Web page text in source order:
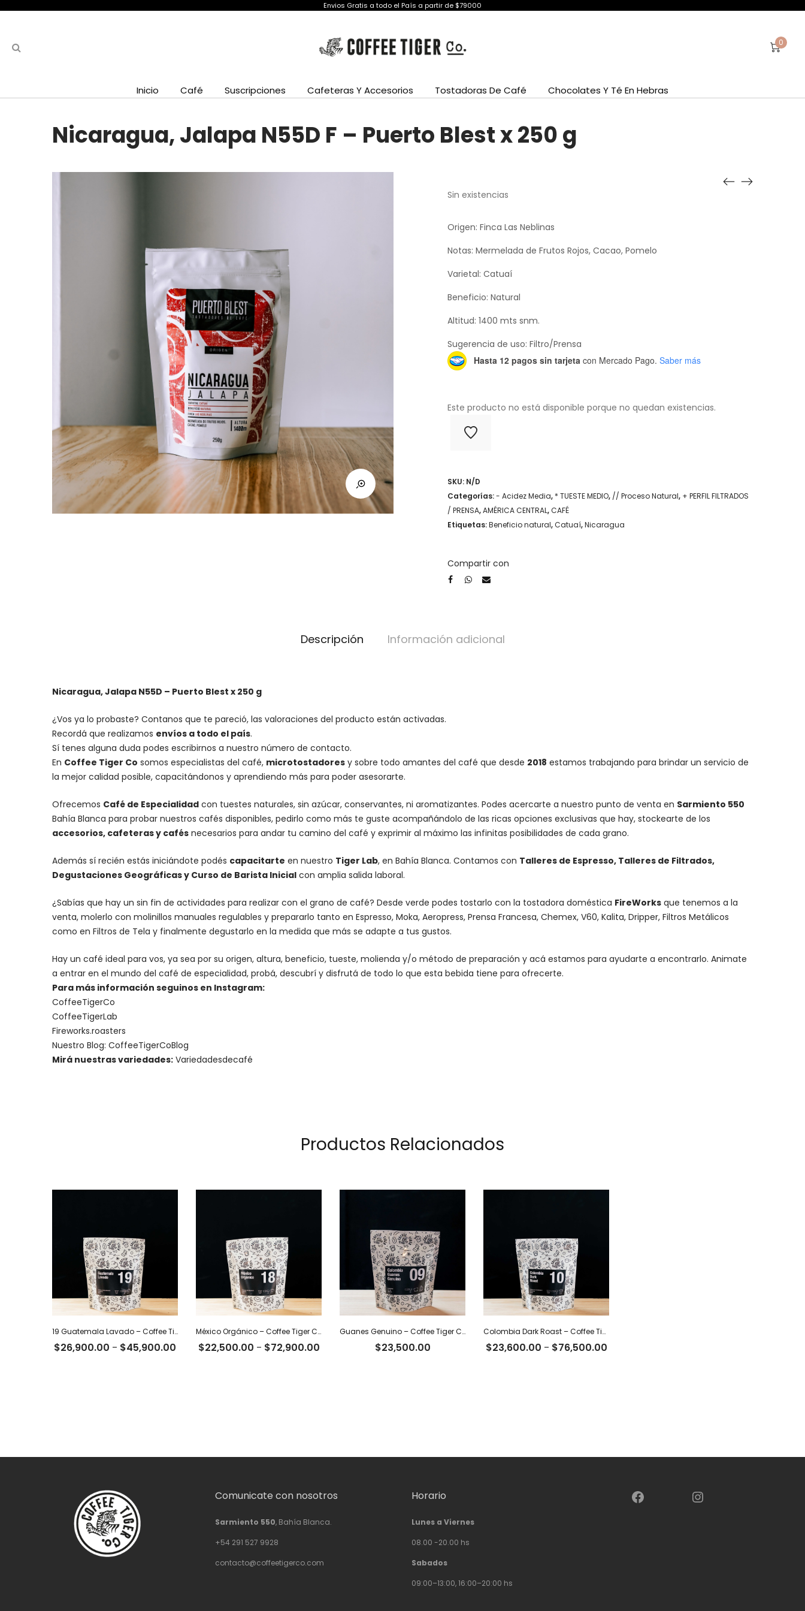
Envios Gratis a todo el País a partir de $79000
0
Inicio Café Suscripciones Cafeteras Y Accesorios Tostadoras De Café Chocolates Y Té En Hebras
Nicaragua, Jalapa N55D F – Puerto Blest x 250 g
Sin existencias
Origen: Finca Las Neblinas
Notas: Mermelada de Frutos Rojos, Cacao, Pomelo
Varietal: Catuaí
Beneficio: Natural
Altitud: 1400 mts snm.
Sugerencia de uso: Filtro/Prensa
Hasta 12 pagos sin tarjeta con Mercado Pago. Saber más
Este producto no está disponible porque no quedan existencias.
SKU: N/D
Categorías:- Acidez Media, * TUESTE MEDIO, // Proceso Natural, + PERFIL FILTRADOS
/ PRENSA,AMÉRICA CENTRAL,CAFÉ
Etiquetas:Beneficio natural,Catuaí,Nicaragua
Compartir con
Descripción Información adicional
Nicaragua, Jalapa N55D – Puerto Blest x 250 g
¿Vos ya lo probaste? Contanos que te pareció, las valoraciones del producto están activadas.
Recordá que realizamos envíos a todo el país.
Sí tenes alguna duda podes escribirnos a nuestro número de contacto.
En Coffee Tiger Co somos especialistas del café, microtostadores y sobre todo amantes del café que desde 2018 estamos trabajando para brindar un servicio de
la mejor calidad posible, capacitándonos y aprendiendo más para poder asesorarte.
Ofrecemos Café de Especialidad con tuestes naturales, sin azúcar, conservantes, ni aromatizantes. Podes acercarte a nuestro punto de venta en Sarmiento 550
Bahía Blanca para probar nuestros cafés disponibles, pedirlo como más te guste acompañándolo de las ricas opciones exclusivas que hay, stockearte de los
accesorios, cafeteras y cafés necesarios para andar tu camino del café y exprimir al máximo las infinitas posibilidades de cada grano.
Además sí recién estás iniciándote podés capacitarte en nuestro Tiger Lab, en Bahía Blanca. Contamos con Talleres de Espresso, Talleres de Filtrados,
Degustaciones Geográficas y Curso de Barista Inicial con amplia salida laboral.
¿Sabías que hay un sin fin de actividades para realizar con el grano de café? Desde verde podes tostarlo con la tostadora doméstica FireWorks que tenemos a la
venta, molerlo con molinillos manuales regulables y prepararlo tanto en Espresso, Moka, Aeropress, Prensa Francesa, Chemex, V60, Kalita, Dripper, Filtros Metálicos
como en Filtros de Tela y finalmente degustarlo en la medida que más se adapte a tus gustos.
Hay un café ideal para vos, ya sea por su origen, altura, beneficio, tueste, molienda y/o método de preparación y acá estamos para ayudarte a encontrarlo. Animate
a entrar en el mundo del café de especialidad, probá, descubrí y disfrutá de todo lo que esta bebida tiene para ofrecerte.
Para más información seguinos en Instagram:
CoffeeTigerCo
CoffeeTigerLab
Fireworks.roasters
Nuestro Blog: CoffeeTigerCoBlog
Mirá nuestras variedades: Variedadesdecafé
Productos Relacionados
19 Guatemala Lavado – Coffee Tiger Co
$26,900.00 - $45,900.00 Rango
México Orgánico – Coffee Tiger Co
$22,500.00 - $72,900.00Rango
Guanes Genuino – Coffee Tiger Co
$23,500.00
Colombia Dark Roast – Coffee Tiger Co
$23,600.00 - $76,500.00Rango
Comunicate con nosotros
Sarmiento 550, Bahía Blanca.
+54 291 527 9928
contacto@coffeetigerco.com
Horario
Lunes a Viernes
08.00 -20.00 hs
Sabados
09:00–13:00, 16:00–20:00 hs
Facebook Instagram